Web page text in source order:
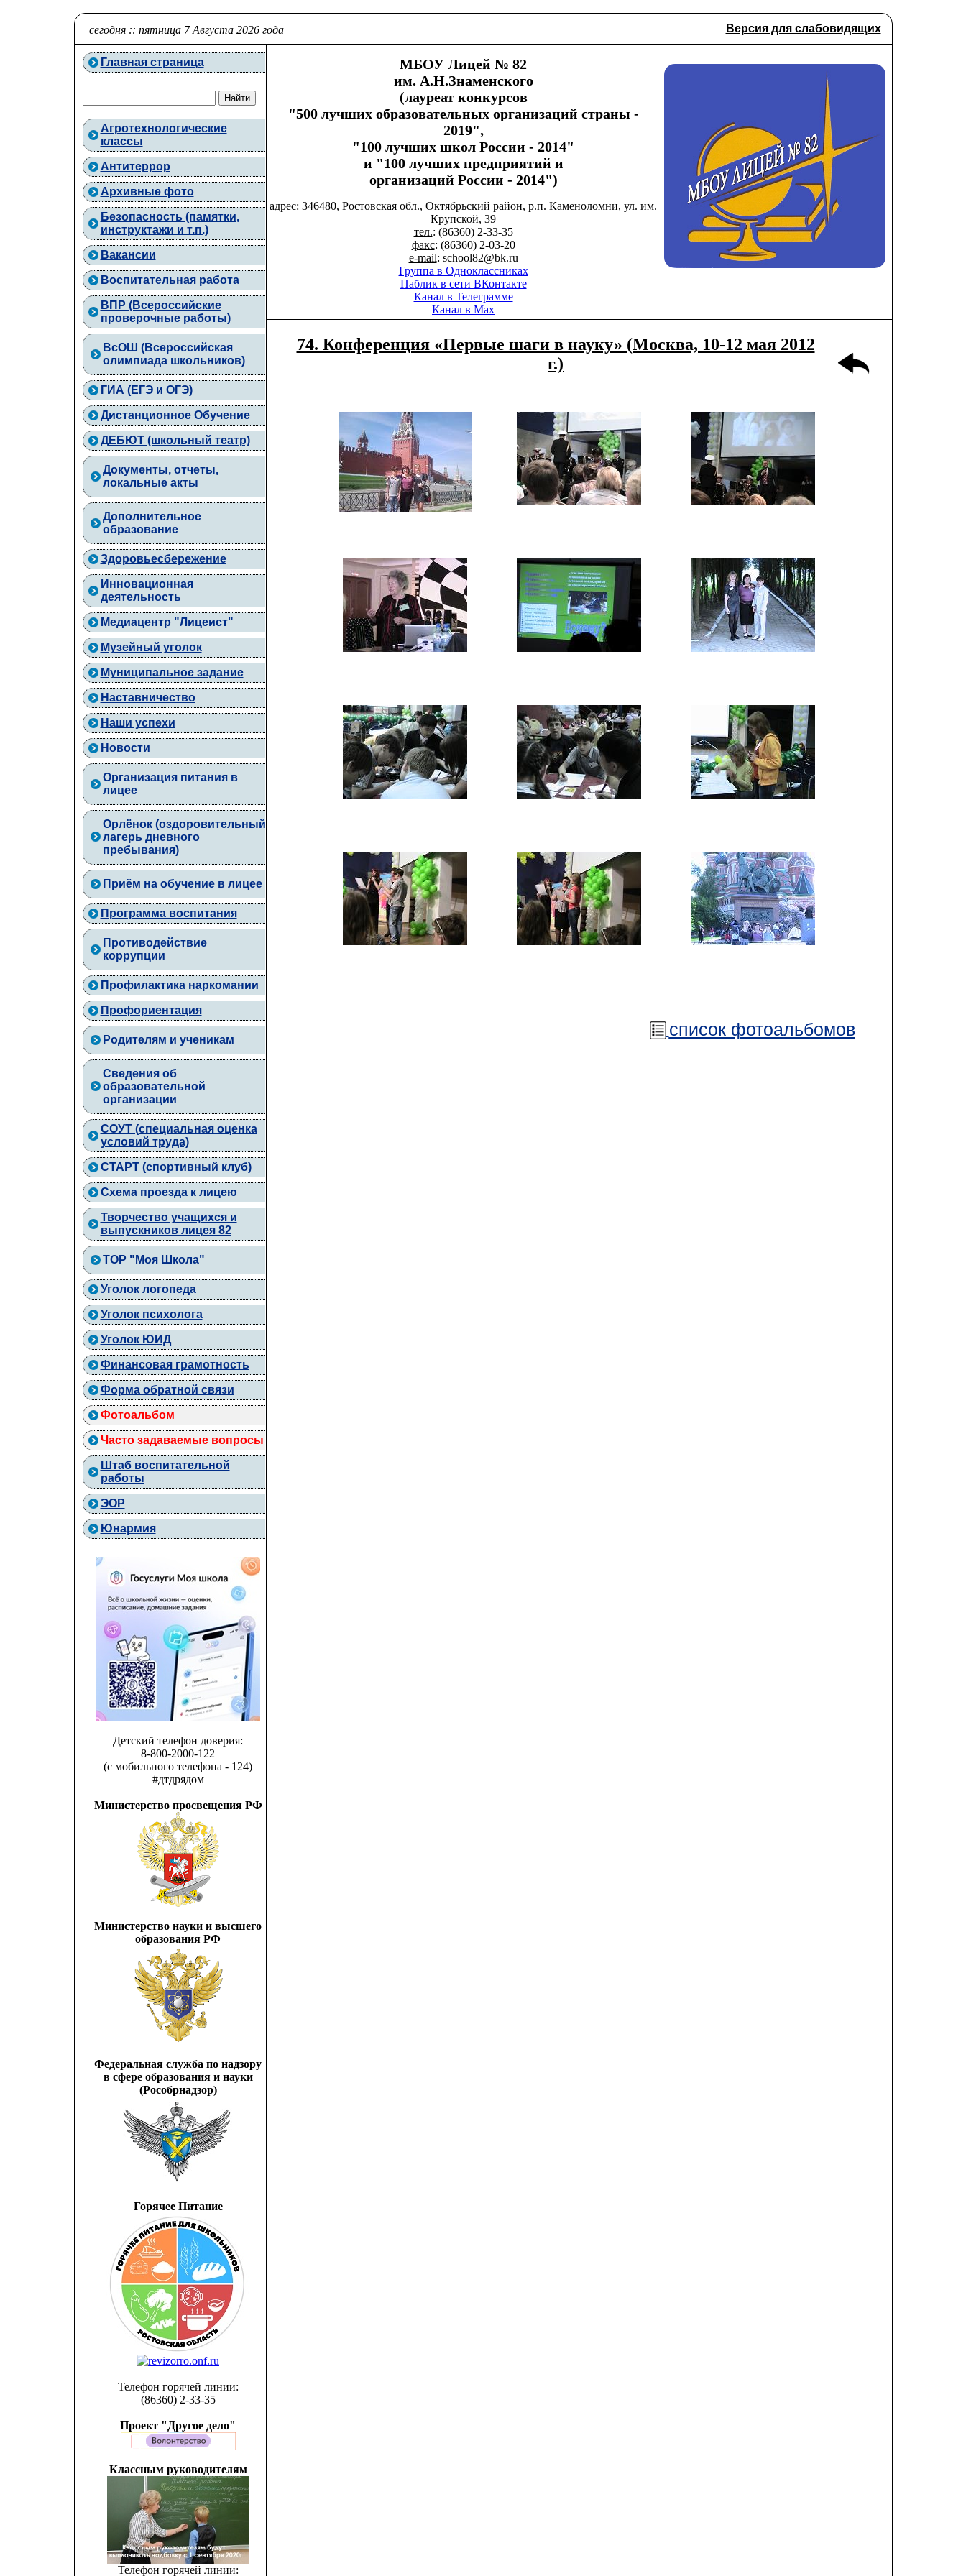
сегодня :: пятница 7 Августа 2026 года Версия для слабовидящих
Главная страница
Агротехнологические
классы
Антитеррор
Архивные фото
Безопасность (памятки,
инструктажи и т.п.)
Вакансии
Воспитательная работа
ВПР (Всероссийские
проверочные работы)
ВcОШ (Всероссийская
олимпиада школьников)
ГИА (ЕГЭ и ОГЭ)
Дистанционное Обучение
ДЕБЮТ (школьный театр)
Документы, отчеты,
локальные акты
Дополнительное
образование
Здоровьесбережение
Инновационная
деятельность
Медиацентр "Лицеист"
Музейный уголок
Муниципальное задание
Наставничество
Наши успехи
Новости
Организация питания в
лицее
Орлёнок (оздоровительный
лагерь дневного
пребывания)
Приём на обучение в лицее
Программа воспитания
Противодействие
коррупции
Профилактика наркомании
Профориентация
Родителям и ученикам
Сведения об
образовательной
организации
СОУТ (специальная оценка
условий труда)
СТАРТ (спортивный клуб)
Схема проезда к лицею
Творчество учащихся и
выпускников лицея 82
ТОР "Моя Школа"
Уголок логопеда
Уголок психолога
Уголок ЮИД
Финансовая грамотность
Форма обратной связи
Фотоальбом
Часто задаваемые вопросы
Штаб воспитательной
работы
ЭОР
Юнармия
Детский телефон доверия:
8-800-2000-122
(с мобильного телефона - 124)
#дтдрядом
Министерство просвещения РФ
Министерство науки и высшего
образования РФ
Федеральная служба по надзору
в сфере образования и науки
(Рособрнадзор)
Горячее Питание
Телефон горячей линии:
(86360) 2-33-35
Проект "Другое дело"
Классным руководителям
Телефон горячей линии:
МБОУ Лицей № 82
им. А.Н.Знаменского
(лауреат конкурсов
"500 лучших образовательных организаций страны -
2019",
"100 лучших школ России - 2014"
и "100 лучших предприятий и
организаций России - 2014")
адрес: 346480, Ростовская обл., Октябрьский район, р.п. Каменоломни, ул. им.
Крупской, 39
тел.: (86360) 2-33-35
факс: (86360) 2-03-20
e-mail: school82@bk.ru
Группа в Одноклассниках
Паблик в сети ВКонтакте
Канал в Телеграмме
Канал в Max
74. Конференция «Первые шаги в науку» (Москва, 10-12 мая 2012
г.)
список фотоальбомов